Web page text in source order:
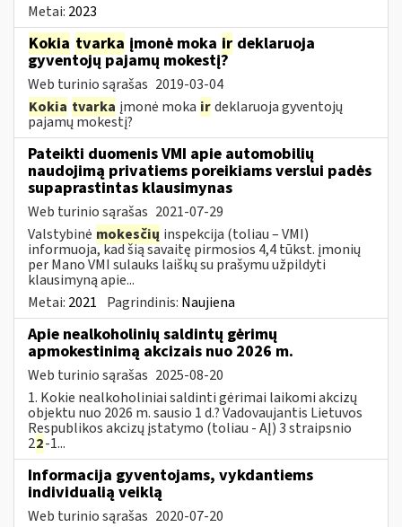
Metai: 2023
Kokia tvarka įmonė moka ir deklaruoja
gyventojų pajamų mokestį?
Web turinio sąrašas 2019-03-04
Kokia tvarka įmonė moka irdeklaruoja gyventojų
pajamų mokestį?
Pateikti duomenis VMI apie automobilių
naudojimą privatiems poreikiams verslui padės
supaprastintas klausimynas
Web turinio sąrašas 2021-07-29
Valstybinė mokesčių inspekcija (toliau – VMI)
informuoja, kad šią savaitę pirmosios 4,4 tūkst. įmonių
per Mano VMI sulauks laiškų su prašymu užpildyti
klausimyną apie...
Metai: 2021 Pagrindinis: Naujiena
Apie nealkoholinių saldintų gėrimų
apmokestinimą akcizais nuo 2026 m.
Web turinio sąrašas 2025-08-20
1. Kokie nealkoholiniai saldinti gėrimai laikomi akcizų
objektu nuo 2026 m. sausio 1 d.? Vadovaujantis Lietuvos
Respublikos akcizų įstatymo (toliau - AĮ) 3 straipsnio
22-1...
Informacija gyventojams, vykdantiems
individualią veiklą
Web turinio sąrašas 2020-07-20